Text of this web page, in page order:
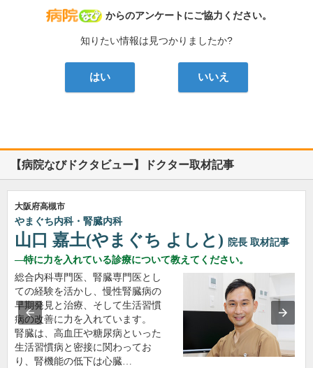
病院なび
からのアンケートにご協力ください。
知りたい情報は見つかりましたか?
はい いいえ
【病院なびドクタビュー】ドクター取材記事
大阪府高槻市
やまぐち内科・腎臓内科
山口 嘉土(やまぐち よしと) 院長 取材記事
特に力を入れている診療について教えてください。
総合内科専門医、腎臓専門医とし
ての経験を活かし、慢性腎臓病の
早期発見と治療、そして生活習慣
病の改善に力を入れています。
腎臓は、高血圧や糖尿病といった
生活習慣病と密接に関わってお
り、腎機能の低下は心臓…